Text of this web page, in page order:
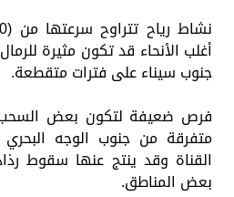
أغلب الأنحاء قد تكون مثيرة
جنوب سيناء على فترات متقطعة.
​فرص ضعيفة لتكون بعض
متفرقة من جنوب الوجه
القناة وقد ينتج عنها سقوط
بعض المناطق.